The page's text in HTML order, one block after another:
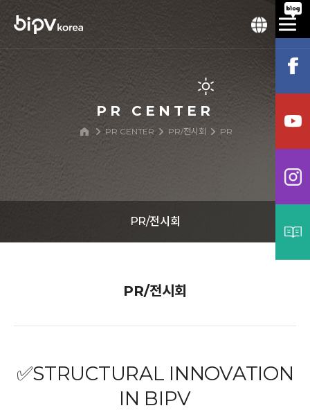
PR CENTER
PR CENTER PR/전시회 PR
PR/전시회
BIPV Global
PR/전시회
✅STRUCTURAL INNOVATION
IN BIPV